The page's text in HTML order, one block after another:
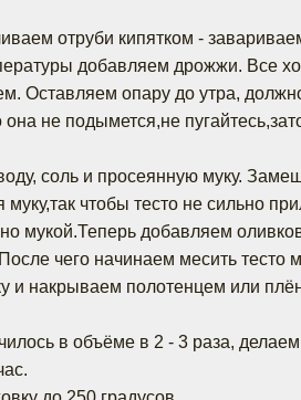
отруби кипятком -
добавляем дрожжи. Все
Оставляем опару до утра,
не подымется,не
соль и просеянную муку.
чтобы тесто не сильно
мукой.Теперь добавляем
чего начинаем месить тесто
и накрываем полотенцем или
в объёме в 2 - 3 раза,